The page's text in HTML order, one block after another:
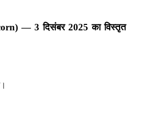
— 3 दिसंबर 2025 का विस्तृत